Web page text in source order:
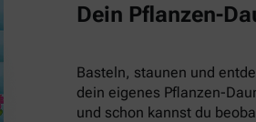
Dein Pflanzen-
Basteln, staunen und
dein eigenes Pflanzen-
und schon kannst du